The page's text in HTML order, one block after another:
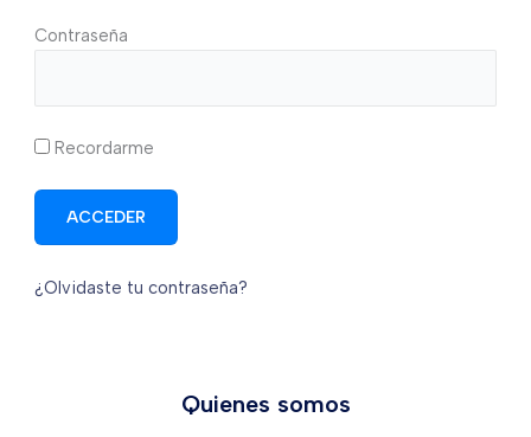
Contraseña
Recordarme
¿Olvidaste tu contraseña?
Quienes somos